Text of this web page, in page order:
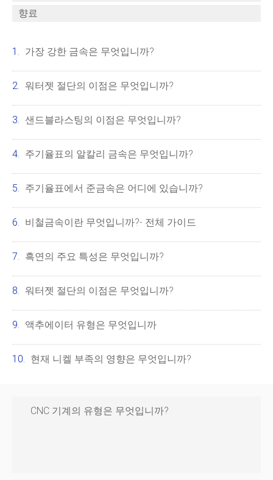
향료
가장 강한 금속은 무엇입니까?
워터젯 절단의 이점은 무엇입니까?
샌드블라스팅의 이점은 무엇입니까?
주기율표의 알칼리 금속은 무엇입니까?
주기율표에서 준금속은 어디에 있습니까?
비철금속이란 무엇입니까?- 전체 가이드
흑연의 주요 특성은 무엇입니까?
워터젯 절단의 이점은 무엇입니까?
액추에이터 유형은 무엇입니까
현재 니켈 부족의 영향은 무엇입니까?
CNC 기계의 유형은 무엇입니까?